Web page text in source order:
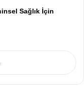
Sağlık İçin